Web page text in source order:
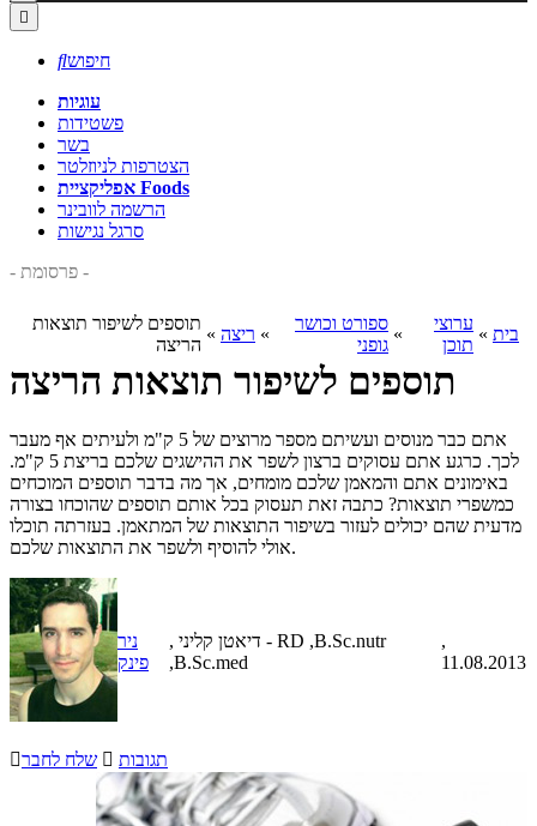

חיפוש
עוגיות
פשטידות
בשר
הצטרפות לניוזלטר
אפליקציית Foods
הרשמה לוובינר
סרגל נגישות
- פרסומת -
בית »
ערוצי
תוכן
»
ספורט וכושר
גופני
» ריצה »
תוספים לשיפור תוצאות
הריצה
תוספים לשיפור תוצאות הריצה
אתם כבר מנוסים ועשיתם מספר מרוצים של 5 ק"מ ולעיתים אף מעבר
לכך. כרגע אתם עסוקים ברצון לשפר את ההישגים שלכם בריצת 5 ק"מ.
באימונים אתם והמאמן שלכם מומחים, אך מה בדבר תוספים המוכחים
כמשפרי תוצאות? כתבה זאת תעסוק בכל אותם תוספים שהוכחו בצורה
מדעית שהם יכולים לעזור בשיפור התוצאות של המתאמן. בעזרתה תוכלו
אולי להוסיף ולשפר את התוצאות שלכם.
ניר
פינק
, דיאטן קליני - RD ,B.Sc.nutr
,B.Sc.med
,
11.08.2013
שלח לחבר  תגובות